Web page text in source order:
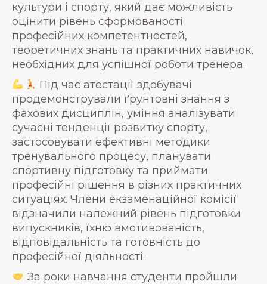
культури і спорту, який дає можливість
оцінити рівень сформованості
професійних компетентностей,
теоретичних знань та практичних навичок,
необхідних для успішної роботи тренера.
Під час атестації здобувачі
продемонстрували ґрунтовні знання з
фахових дисциплін, уміння аналізувати
сучасні тенденції розвитку спорту,
застосовувати ефективні методики
тренувального процесу, планувати
спортивну підготовку та приймати
професійні рішення в різних практичних
ситуаціях. Члени екзаменаційної комісії
відзначили належний рівень підготовки
випускників, їхню вмотивованість,
відповідальність та готовність до
професійної діяльності.
За роки навчання студенти пройшли